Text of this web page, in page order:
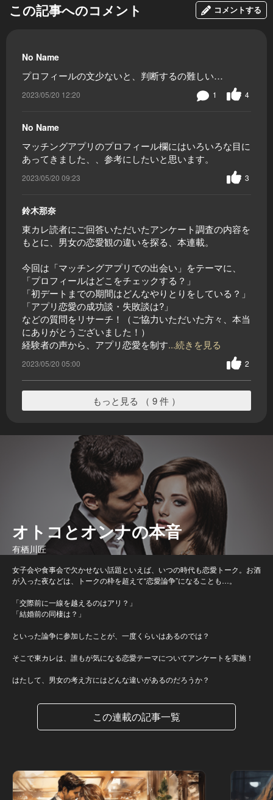
この記事へのコメント コメントする
No Name
プロフィールの文少ないと、判断するの難しい…
2023/05/20 12:20 4
1
No Name
マッチングアプリのプロフィール欄にはいろいろな目に
あってきました、、参考にしたいと思います。
2023/05/20 09:23 3
鈴木那奈
東カレ読者にご回答いただいたアンケート調査の内容を
もとに、男女の恋愛観の違いを探る、本連載。
今回は「マッチングアプリでの出会い」をテーマに、
「プロフィールはどこをチェックする？」
「初デートまでの期間はどんなやりとりをしている？」
「アプリ恋愛の成功談・失敗談は?」
などの質問をリサーチ！（ご協力いただいた方々、本当
にありがとうございました！）
経験者の声から、アプリ恋愛を制す...続きを見る
2023/05/20 05:00 2
もっと見る （ 9 件 ）
オトコとオンナの本音
有栖川匠
女子会や食事会で欠かせない話題といえば、いつの時代も恋愛トーク。お酒
が入った夜などは、トークの枠を超えて“恋愛論争”になることも…。
「交際前に一線を越えるのはアリ？」
「結婚前の同棲は？」
といった論争に参加したことが、一度くらいはあるのでは？
そこで東カレは、誰もが気になる恋愛テーマについてアンケートを実施！
はたして、男女の考え方にはどんな違いがあるのだろうか？
この連載の記事一覧